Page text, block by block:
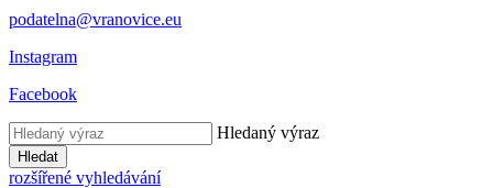
podatelna@vranovice.eu
Instagram
Facebook
Hledaný výraz
Hledat
rozšířené vyhledávání